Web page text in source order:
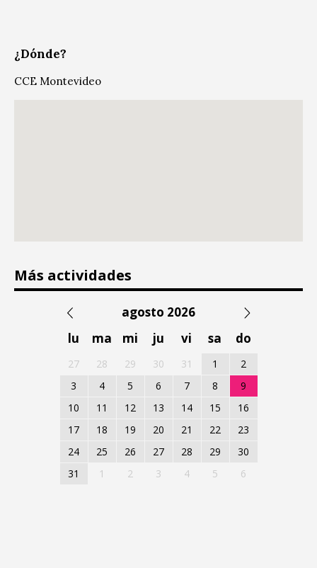
¿Dónde?
CCE Montevideo
Más actividades
agosto 2026
lu
ma mi ju vi sa do
27 28 29 30 31 1
2
3
4 5 6 7 8
9
10
11 12 13 14 15
16
17
18 19 20 21 22
23
24
25 26 27 28 29
30
31
1 2 3 4 5 6